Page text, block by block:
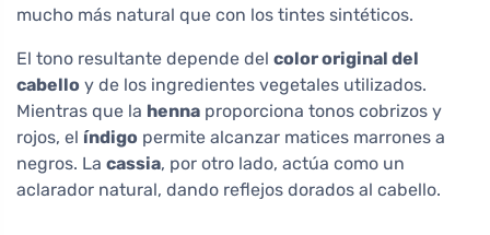
mucho más natural que con los tintes sintéticos.
El tono resultante depende del color original del
cabello y de los ingredientes vegetales utilizados.
Mientras que la henna proporciona tonos cobrizos y
rojos, el índigo permite alcanzar matices marrones a
negros. La cassia, por otro lado, actúa como un
aclarador natural, dando reflejos dorados al cabello.